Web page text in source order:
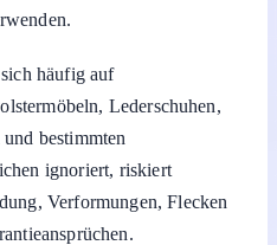
häufig auf
Lederschuhen,
bestimmten
ignoriert, riskiert
Verformungen, Flecken